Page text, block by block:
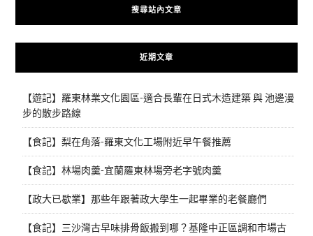
搜尋站內文章
近期文章
【遊記】羅東林業文化園區-適合長輩在日式木造建築 與 池邊漫
步的散步路線
【食記】梨在角落-羅東文化工場附近早午餐推薦
【食記】林場肉羹-宜蘭羅東林場旁老字號肉羹
【政大已歇業】那些年跟著政大學生一起畢業的老餐廳們
【食記】三沙灣古早味排骨飯搬到哪？基隆中正區調和市場古